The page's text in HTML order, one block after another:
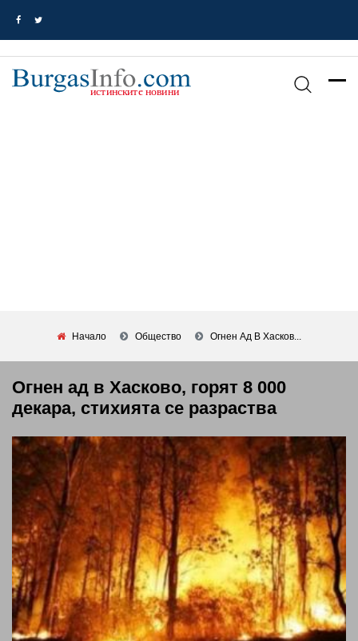
Начало Общество Огнен Ад В Хасков...
Огнен ад в Хасково, горят 8 000
декара, стихията се разраства